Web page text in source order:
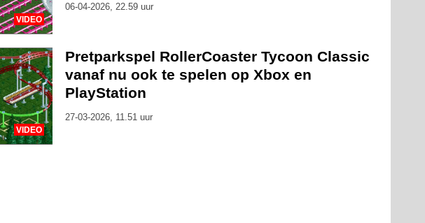
VIDEO
06-04-2026, 22.59 uur
VIDEO
Pretparkspel RollerCoaster Tycoon Classic
vanaf nu ook te spelen op Xbox en
PlayStation
27-03-2026, 11.51 uur